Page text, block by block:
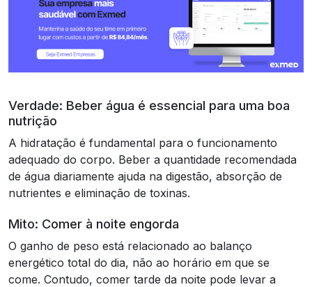
Verdade: Beber água é essencial para uma boa
nutrição
A hidratação é fundamental para o funcionamento
adequado do corpo. Beber a quantidade recomendada
de água diariamente ajuda na digestão, absorção de
nutrientes e eliminação de toxinas.
Mito: Comer à noite engorda
O ganho de peso está relacionado ao balanço
energético total do dia, não ao horário em que se
come. Contudo, comer tarde da noite pode levar a